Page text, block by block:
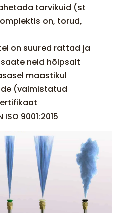
tarvikuid (st
on, torud,
on suured rattad ja
neid hõlpsalt
maastikul
(valmistatud
9001:2015